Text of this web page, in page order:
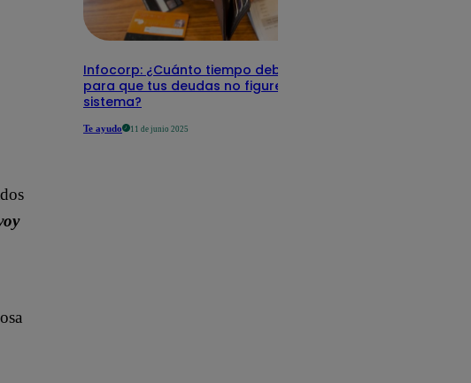
Infocorp: ¿Cuánto tiempo debe pasar
para que tus deudas no figuren en su
sistema?
Te ayudo 11 de junio 2025